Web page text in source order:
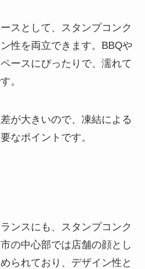
スとして、スタンプコンク
性を両立できます。BBQや
ースにぴったりで、濡れて
。
が大きいので、凍結による
なポイントです。
ンスにも、スタンプコンク
の中心部では店舗の顔とし
られており、デザイン性と